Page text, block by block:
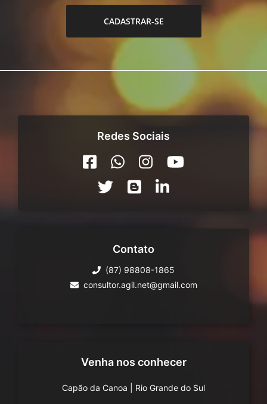
CADASTRAR-SE
Redes Sociais
Contato
(87) 98808-1865
consultor.agil.net@gmail.com
Venha nos conhecer
Capão da Canoa Rio Grande do Sul